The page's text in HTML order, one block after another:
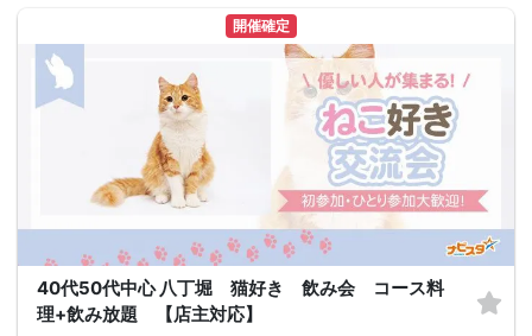
開催確定
40代50代中心 八丁堀 猫好き 飲み会 コース料
理+飲み放題 【店主対応】